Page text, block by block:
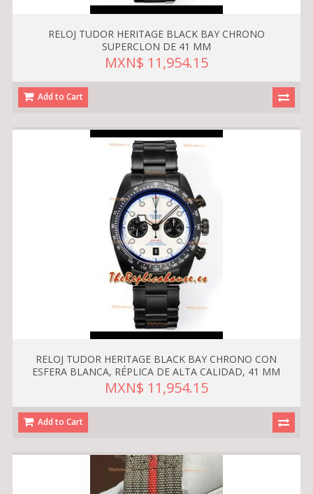
RELOJ TUDOR HERITAGE BLACK BAY CHRONO
SUPERCLON DE 41 MM
MXN$ 11,954.15
Add to Cart
RELOJ TUDOR HERITAGE BLACK BAY CHRONO CON
ESFERA BLANCA, RÉPLICA DE ALTA CALIDAD, 41 MM
MXN$ 11,954.15
Add to Cart